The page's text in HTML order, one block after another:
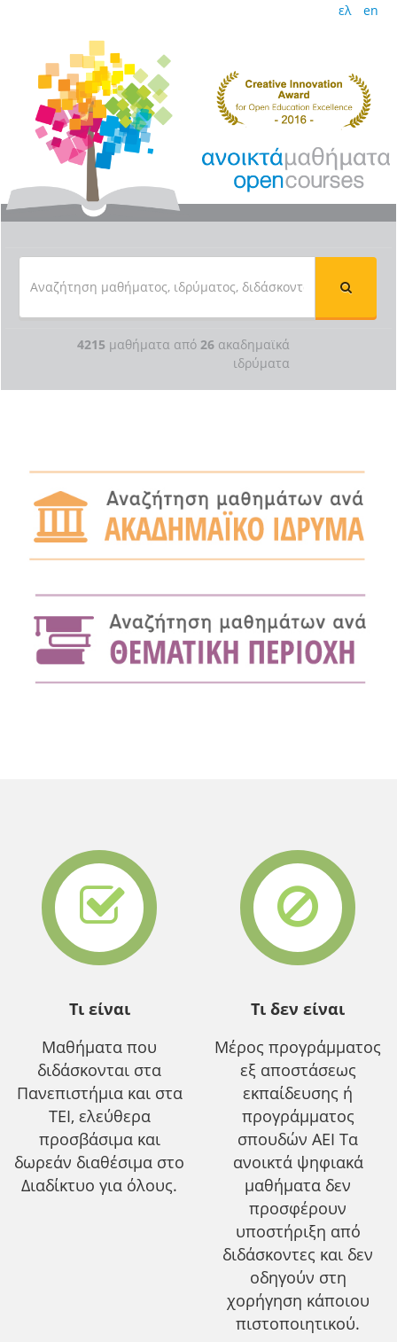
ελ en
4215 μαθήματα από 26 ακαδημαϊκά
ιδρύματα
Τι είναι
Μαθήματα που
διδάσκονται στα
Πανεπιστήμια και στα
ΤΕΙ, ελεύθερα
προσβάσιμα και
δωρεάν διαθέσιμα στο
Διαδίκτυο για όλους.
Τι δεν είναι
Μέρος προγράμματος
εξ αποστάσεως
εκπαίδευσης ή
προγράμματος
σπουδών ΑΕΙ Τα
ανοικτά ψηφιακά
μαθήματα δεν
προσφέρουν
υποστήριξη από
διδάσκοντες και δεν
οδηγούν στη
χορήγηση κάποιου
πιστοποιητικού.